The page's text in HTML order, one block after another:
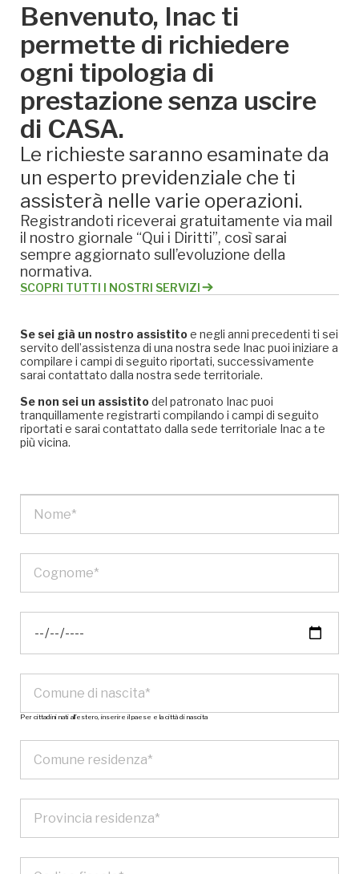
Benvenuto, Inac ti
permette di richiedere
ogni tipologia di
prestazione senza uscire
di CASA.
Le richieste saranno esaminate da
un esperto previdenziale che ti
assisterà nelle varie operazioni.
Registrandoti riceverai gratuitamente via mail
il nostro giornale “Qui i Diritti”, così sarai
sempre aggiornato sull’evoluzione della
normativa.
SCOPRI TUTTI I NOSTRI SERVIZI
Se sei già un nostro assistitoe negli anni precedenti ti sei
servito dell’assistenza di una nostra sede Inac puoi iniziare a
compilare i campi di seguito riportati, successivamente
sarai contattato dalla nostra sede territoriale.
Se non sei un assistitodel patronato Inac puoi
tranquillamente registrarti compilando i campi di seguito
riportati e sarai contattato dalla sede territoriale Inac a te
più vicina.
Per cittadini nati all’estero, inserire il paese e la città di nascita